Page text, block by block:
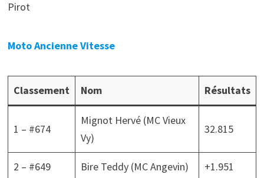
Pirot
Moto Ancienne Vitesse
Classement Nom Résultats
1 – #674
Mignot Hervé (MC Vieux
Vy)
32.815
2 – #649 Bire Teddy (MC Angevin) +1.951